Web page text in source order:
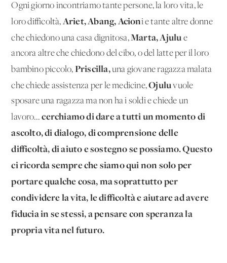
Ogni giorno incontriamo tante persone, la loro vita, le
loro difficoltà, Ariet, Abang, Acioni e tante altre donne
che chiedono una casa dignitosa,Marta, Ajulu e
ancora altre che chiedono del cibo, o del latte per il loro
bambino piccolo, Priscilla,una giovane ragazza malata
che chiede assistenza per le medicine,Ojuluvuole
sposare una ragazza ma non ha i soldi e chiede un
lavoro...cerchiamo di dare a tutti un momento di
ascolto, di dialogo, di comprensione delle
difficoltà, di aiuto e sostegno se possiamo. Questo
ci ricorda sempre che siamo qui non solo per
portare qualche cosa, ma soprattutto per
condividere la vita, le difficoltà e aiutare ad avere
fiducia in se stessi, a pensare con speranza la
propria vita nel futuro.